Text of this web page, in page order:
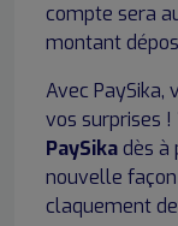
compte sera
montant
Avec PaySika,
vos surprises !
PaySikadès à
nouvelle
claquement